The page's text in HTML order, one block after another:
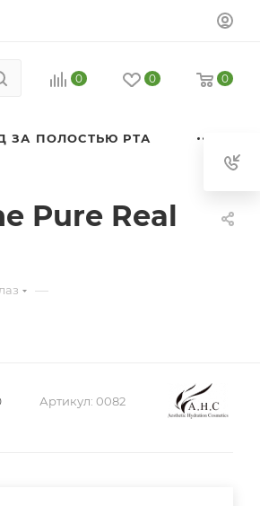
0 0 0
ЗА ПОЛОСТЬЮ РТА
Pure Real
—
Артикул: 0082